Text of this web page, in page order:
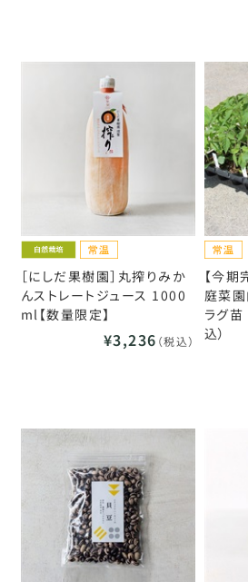
［にしだ果樹園］丸搾りみか
んストレートジュース 1000
ml【数量限定】
¥3,236 （税込）
【今期
庭菜園
ラグ
込）